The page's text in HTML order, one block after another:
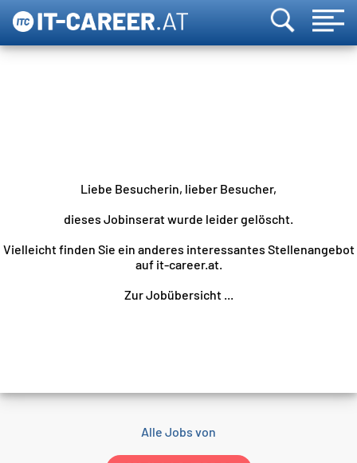
Liebe Besucherin, lieber Besucher,
dieses Jobinserat wurde leider gelöscht.
Vielleicht finden Sie ein anderes interessantes Stellenangebot
auf it-career.at.
Zur Jobübersicht ...
Alle Jobs von